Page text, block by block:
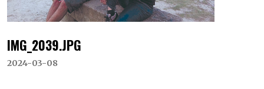
IMG_2039.JPG
2024-03-08